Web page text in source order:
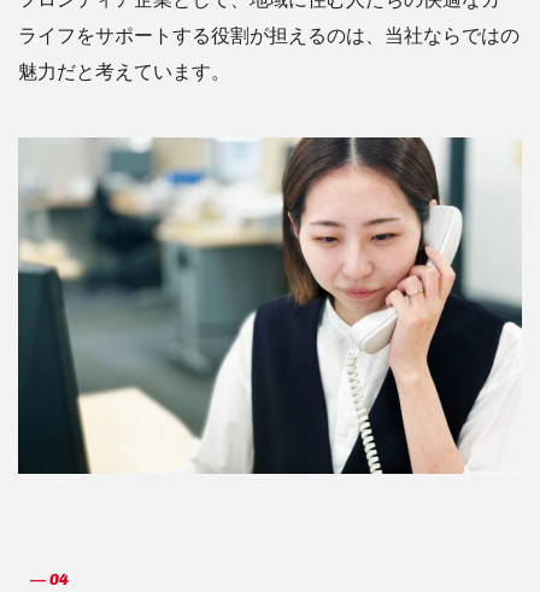
ライフをサポートする役割が担えるのは、当社ならではの
魅力だと考えています。